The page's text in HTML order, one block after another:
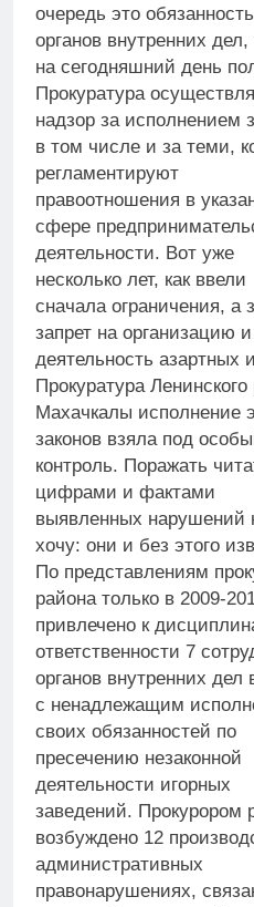
очередь это обязанность
органов внутренних дел,
на сегодняшний день
Прокуратура
надзор за исполнением
в том числе и за теми,
регламентируют
правоотношения в
сфере
деятельности. Вот уже
несколько лет, как ввели
сначала ограничения, а
запрет на организацию и
деятельность азартных
Прокуратура
Махачкалы исполнение
законов взяла под
контроль. Поражать
цифрами и фактами
выявленных нарушений
хочу: они и без этого
По представлениям
района только в 2009-
привлечено к
ответственности 7
органов внутренних дел
с ненадлежащим
своих обязанностей по
пресечению незаконной
деятельности игорных
заведений. Прокурором
возбуждено 12
административных
правонарушениях,